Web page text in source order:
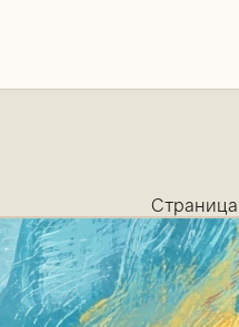
Страница